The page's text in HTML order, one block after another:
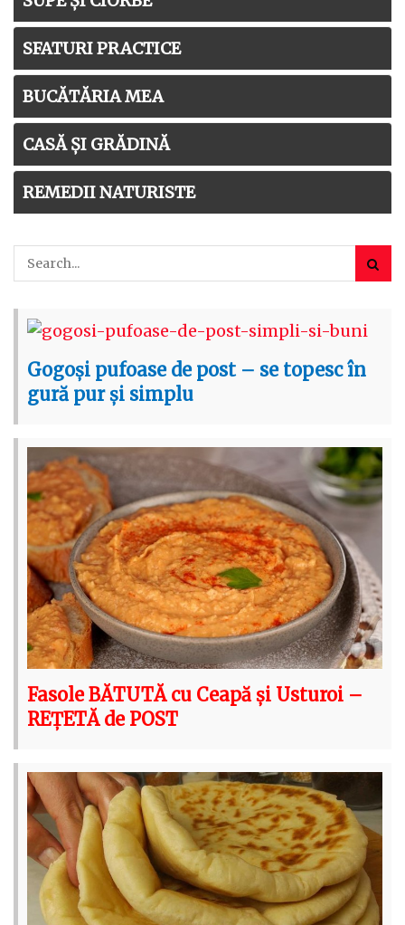
SFATURI PRACTICE
BUCĂTĂRIA MEA
CASĂ ȘI GRĂDINĂ
REMEDII NATURISTE
Gogoși pufoase de post – se topesc în
gură pur și simplu
Fasole BĂTUTĂ cu Ceapă și Usturoi –
REȚETĂ de POST